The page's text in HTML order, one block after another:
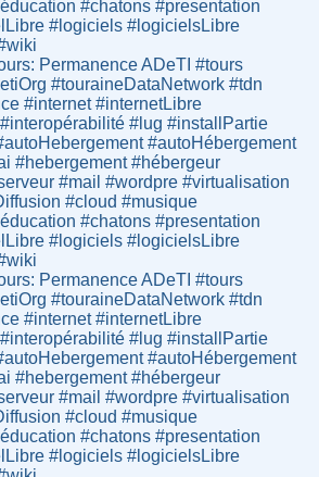
#chatons #presentation
#logiciels #logicielsLibre
Permanence ADeTI #tours
#touraineDataNetwork #tdn
#internet #internetLibre
#lug #installPartie
#autoHébergement
#hebergement #hébergeur
#mail #wordpre #virtualisation
#cloud #musique
#chatons #presentation
#logiciels #logicielsLibre
Permanence ADeTI #tours
#touraineDataNetwork #tdn
#internet #internetLibre
#lug #installPartie
#autoHébergement
#hebergement #hébergeur
#mail #wordpre #virtualisation
#cloud #musique
#chatons #presentation
#logiciels #logicielsLibre